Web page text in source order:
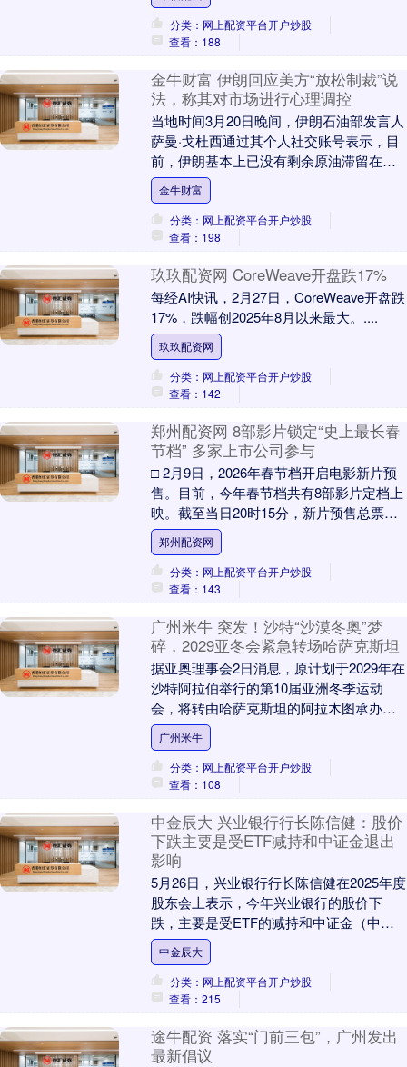
间收益率曲线....
分类：网上配资平台开户炒股
查看：188
金牛财富 伊朗回应美方“放松制裁”说
法，称其对市场进行心理调控
当地时间3月20日晚间，伊朗石油部发言人
萨曼·戈杜西通过其个人社交账号表示，目
前，伊朗基本上已没有剩余原油滞留在海
上，也没有多余的原油可供应到其他国际
市场。美国....
金牛财富
分类：网上配资平台开户炒股
查看：198
玖玖配资网 CoreWeave开盘跌17%
每经AI快讯，2月27日，CoreWeave开盘跌
17%，跌幅创2025年8月以来最大。....
玖玖配资网
分类：网上配资平台开户炒股
查看：142
郑州配资网 8部影片锁定“史上最长春
节档” 多家上市公司参与
□ 2月9日，2026年春节档开启电影新片预
售。目前，今年春节档共有8部影片定档上
映。截至当日20时15分，新片预售总票房
已突破7000万元 □ 中金公司研报预....
郑州配资网
分类：网上配资平台开户炒股
查看：143
广州米牛 突发！沙特“沙漠冬奥”梦
碎，2029亚冬会紧急转场哈萨克斯坦
据亚奥理事会2日消息，原计划于2029年在
沙特阿拉伯举行的第10届亚洲冬季运动
会，将转由哈萨克斯坦的阿拉木图承办。
举办城市签约仪式将于2月5日在意大利米
兰举行。....
广州米牛
分类：网上配资平台开户炒股
查看：108
中金辰大 兴业银行行长陈信健：股价
下跌主要是受ETF减持和中证金退出
影响
5月26日，兴业银行行长陈信健在2025年度
股东会上表示，今年兴业银行的股价下
跌，主要是受ETF的减持和中证金（中国
证券金融股份有限公司）的退出影响。 “兴
业银....
中金辰大
分类：网上配资平台开户炒股
查看：215
途牛配资 落实“门前三包”，广州发出
最新倡议